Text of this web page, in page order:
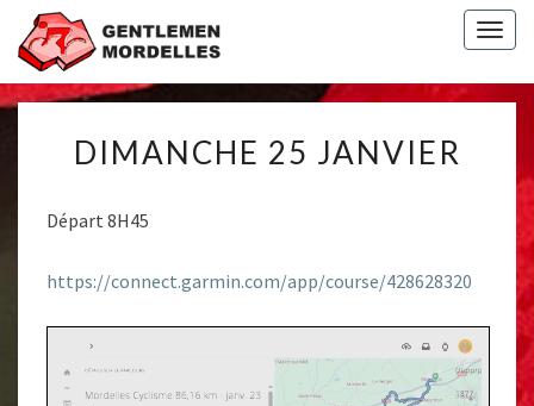
25
DIMANCHE 25 JANVIER
Départ 8H45
https://connect.garmin.com/app/course/428628320